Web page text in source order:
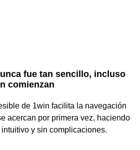
fue tan sencillo, incluso
comienzan
de 1win facilita la navegación
acercan por primera vez, haciendo
y sin complicaciones.